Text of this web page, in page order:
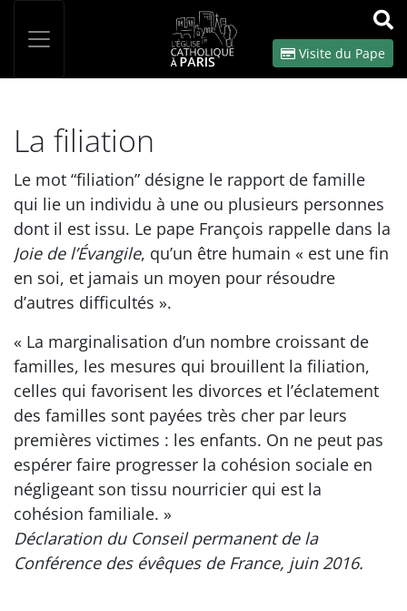
OK
Visite du Pape
La filiation
Le mot “filiation” désigne le rapport de famille
qui lie un individu à une ou plusieurs personnes
dont il est issu. Le pape François rappelle dans la
Joie de l’Évangile, qu’un être humain « est une fin
en soi, et jamais un moyen pour résoudre
d’autres difficultés ».
« La marginalisation d’un nombre croissant de
familles, les mesures qui brouillent la filiation,
celles qui favorisent les divorces et l’éclatement
des familles sont payées très cher par leurs
premières victimes : les enfants. On ne peut pas
espérer faire progresser la cohésion sociale en
négligeant son tissu nourricier qui est la
cohésion familiale. »
Déclaration du Conseil permanent de la
Conférence des évêques de France, juin 2016.
Panneau de gestion des cookies